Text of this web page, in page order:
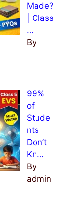
Made?
| Class
…
By
99%
of
Stude
nts
Don’t
Kn…
By
admin